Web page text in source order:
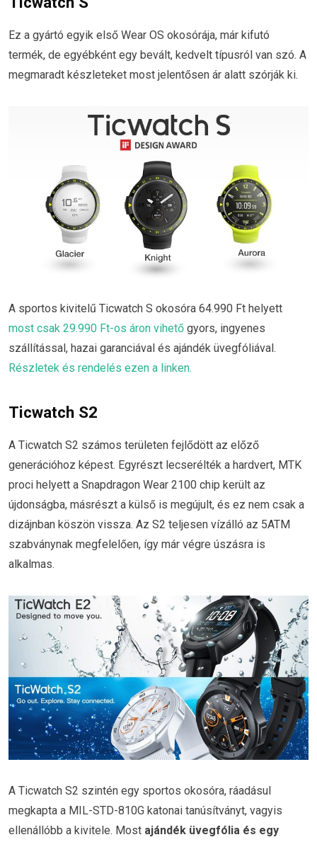
Ez a gyártó egyik első Wear OS okosórája, már kifutó
termék, de egyébként egy bevált, kedvelt típusról van szó. A
megmaradt készleteket most jelentősen ár alatt szórják ki.
A sportos kivitelű Ticwatch S okosóra 64.990 Ft helyett
most csak 29.990 Ft-os áron vihető gyors, ingyenes
szállítással, hazai garanciával és ajándék üvegfóliával.
Részletek és rendelés ezen a linken.
Ticwatch S2
A Ticwatch S2 számos területen fejlődött az előző
generációhoz képest. Egyrészt lecserélték a hardvert, MTK
proci helyett a Snapdragon Wear 2100 chip került az
újdonságba, másrészt a külső is megújult, és ez nem csak a
dizájnban köszön vissza. Az S2 teljesen vízálló az 5ATM
szabványnak megfelelően, így már végre úszásra is
alkalmas.
A Ticwatch S2 szintén egy sportos okosóra, ráadásul
megkapta a MIL-STD-810G katonai tanúsítványt, vagyis
ellenállóbb a kivitele. Most ajándék üvegfólia és egy